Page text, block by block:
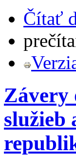
Čítať
Závery
služieb